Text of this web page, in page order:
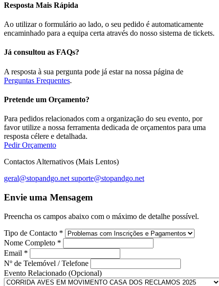
Resposta Mais Rápida
Ao utilizar o formulário ao lado, o seu pedido é automaticamente
encaminhado para a equipa certa através do nosso sistema de tickets.
Já consultou as FAQs?
A resposta à sua pergunta pode já estar na nossa página de
Perguntas Frequentes.
Pretende um Orçamento?
Para pedidos relacionados com a organização do seu evento, por
favor utilize a nossa ferramenta dedicada de orçamentos para uma
resposta célere e detalhada.
Pedir Orçamento
Contactos Alternativos (Mais Lentos)
geral@stopandgo.net suporte@stopandgo.net
Envie uma Mensagem
Preencha os campos abaixo com o máximo de detalhe possível.
Tipo de Contacto *
Nome Completo *
Email *
Nº de Telemóvel / Telefone
Evento Relacionado (Opcional)